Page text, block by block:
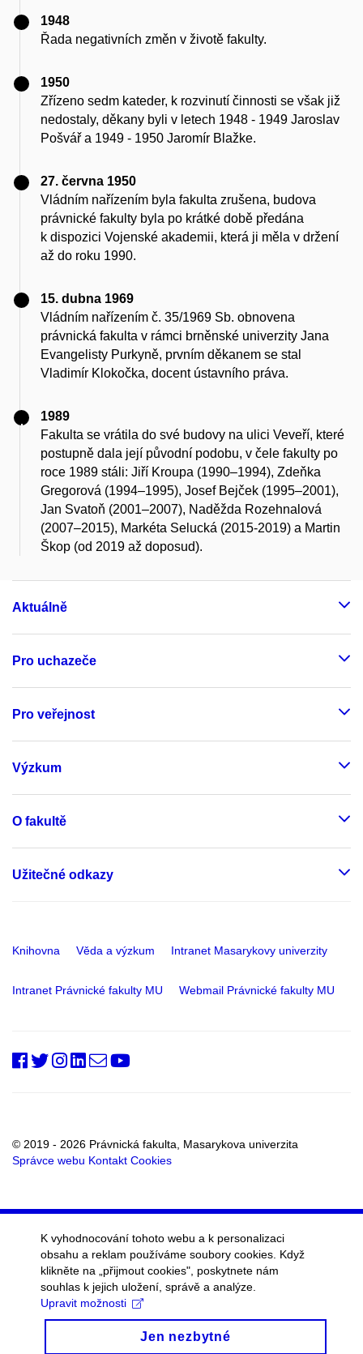
1948
Řada negativních změn v životě fakulty.
1950
Zřízeno sedm kateder, k rozvinutí činnosti se však již
nedostaly, děkany byli v letech 1948 - 1949 Jaroslav
Pošvář a 1949 - 1950 Jaromír Blažke.
27. června 1950
Vládním nařízením byla fakulta zrušena, budova
právnické fakulty byla po krátké době předána
k dispozici Vojenské akademii, která ji měla v držení
až do roku 1990.
15. dubna 1969
Vládním nařízením č. 35/1969 Sb. obnovena
právnická fakulta v rámci brněnské univerzity Jana
Evangelisty Purkyně, prvním děkanem se stal
Vladimír Klokočka, docent ústavního práva.
1989
Fakulta se vrátila do své budovy na ulici Veveří, které
postupně dala její původní podobu, v čele fakulty po
roce 1989 stáli: Jiří Kroupa (1990–1994), Zdeňka
Gregorová (1994–1995), Josef Bejček (1995–2001),
Jan Svatoň (2001–2007), Naděžda Rozehnalová
(2007–2015), Markéta Selucká (2015-2019) a Martin
Škop (od 2019 až doposud).
Aktuálně
Pro uchazeče
Pro veřejnost
Výzkum
O fakultě
Užitečné odkazy
Knihovna Věda a výzkum Intranet Masarykovy univerzity
Intranet Právnické fakulty MU Webmail Právnické fakulty MU
© 2019 - 2026 Právnická fakulta, Masarykova univerzita
Správce webu Kontakt Cookies
PrfMUni
@PrF_MU
@muni_prf
prfmuni
Oddělení
Fakultní
K vyhodnocování tohoto webu a k personalizaci
obsahu a reklam používáme soubory cookies. Když
klikněte na „přijmout cookies", poskytnete nám
souhlas k jejich uložení, správě a analýze.
Upravit možnosti
Jen nezbytné